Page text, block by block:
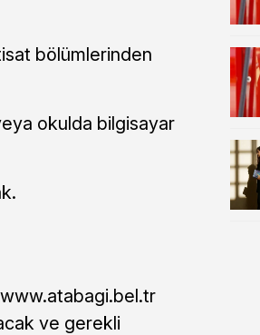
bölümlerinden
okulda bilgisayar
ve gerekli